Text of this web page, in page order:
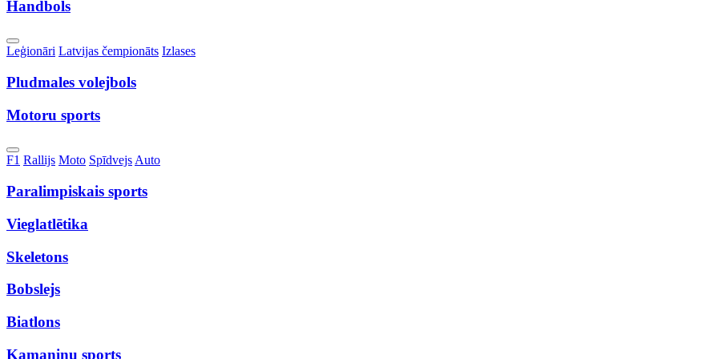
Handbols
Toggle
Dropdown
Leģionāri Latvijas čempionāts Izlases
Pludmales volejbols
Motoru sports
Toggle
Dropdown
F1 Rallijs Moto SpīdvejsAuto
Paralimpiskais sports
Vieglatlētika
Skeletons
Bobslejs
Biatlons
Kamaniņu sports